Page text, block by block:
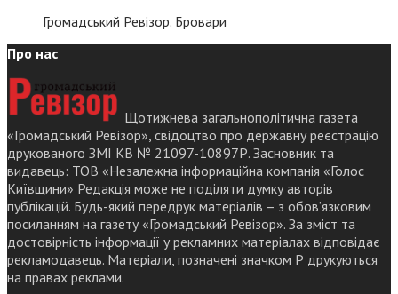
Громадський Ревізор. Бровари
Про нас
Щотижнева загальнополітична газета
«Громадський Ревізор», свідоцтво про державну реєстрацію
друкованого ЗМІ КВ № 21097-10897Р. Засновник та
видавець: ТОВ «Незалежна інформаційна компанія «Голос
Київщини» Редакція може не поділяти думку авторів
публікацій. Будь-який передрук матеріалів – з обов’язковим
посиланням на газету «Громадський Ревізор». За зміст та
достовірність інформації у рекламних матеріалах відповідає
рекламодавець. Матеріали, позначені значком Р друкуються
на правах реклами.